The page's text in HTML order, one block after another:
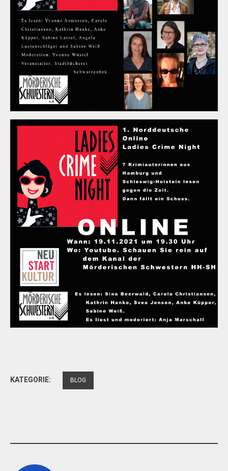
KATEGORIE: BLOG